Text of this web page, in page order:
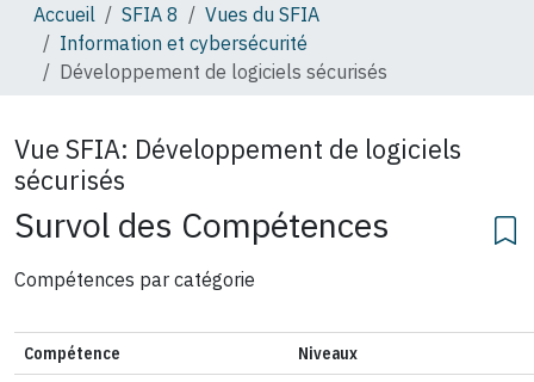
Accueil SFIA 8
Vues du SFIA
Information et cybersécurité
Développement de logiciels sécurisés
Vue SFIA: Développement de logiciels
sécurisés
Survol des Compétences
Compétences par catégorie
Compétence
Niveaux